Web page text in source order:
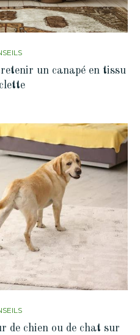
un canapé en tissu
de chien ou de chat sur